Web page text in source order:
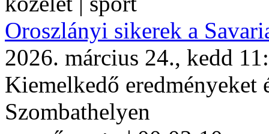
Oroszlányi sikerek a
2026. március 24., kedd
Kiemelkedő eredményeket
Szombathelyen